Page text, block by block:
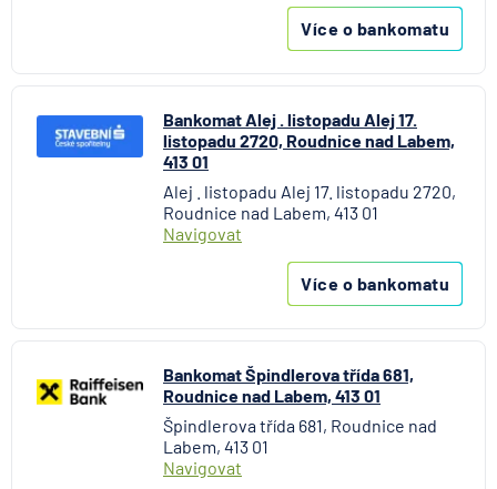
Více o bankomatu
Bankomat Alej . listopadu Alej 17.
listopadu 2720, Roudnice nad Labem,
413 01
Alej . listopadu Alej 17. listopadu 2720,
Roudnice nad Labem, 413 01
Navigovat
Více o bankomatu
Bankomat Špindlerova třída 681,
Roudnice nad Labem, 413 01
Špindlerova třída 681, Roudnice nad
Labem, 413 01
Navigovat